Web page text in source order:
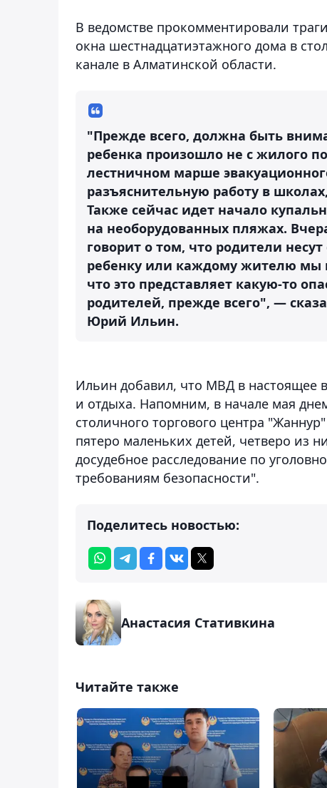
В ведомстве прокомментировали
окна шестнадцатиэтажного дома в
канале в Алматинской области.
"Прежде всего, должна быть
ребенка произошло не с жилого
лестничном марше
разъяснительную работу в
Также сейчас идет начало
на необорудованных пляжах.
говорит о том, что родители
ребенку или каждому жителю мы
что это представляет какую-то
родителей, прежде всего", —
Юрий Ильин.
Ильин добавил, что МВД в настоящее
и отдыха. Напомним, в начале мая
столичного торгового центра
пятеро маленьких детей, четверо из
досудебное расследование по
требованиям безопасности".
Поделитесь новостью:
Анастасия Стативкина
Читайте также